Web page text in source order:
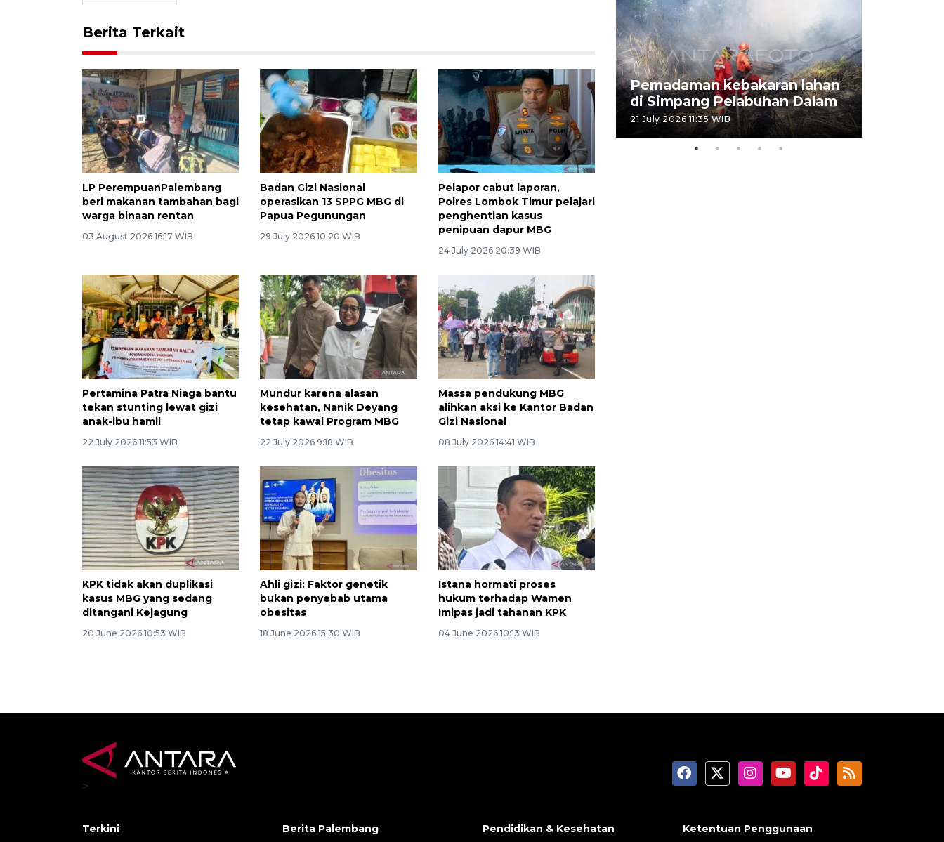
Berita Terkait
LP PerempuanPalembang
beri makanan tambahan bagi
warga binaan rentan
03 August 2026 16:17 WIB
Badan Gizi Nasional
operasikan 13 SPPG MBG di
Papua Pegunungan
29 July 2026 10:20 WIB
Pelapor cabut laporan,
Polres Lombok Timur pelajari
penghentian kasus
penipuan dapur MBG
24 July 2026 20:39 WIB
Pertamina Patra Niaga bantu
tekan stunting lewat gizi
anak-ibu hamil
22 July 2026 11:53 WIB
Mundur karena alasan
kesehatan, Nanik Deyang
tetap kawal Program MBG
22 July 2026 9:18 WIB
Massa pendukung MBG
alihkan aksi ke Kantor Badan
Gizi Nasional
08 July 2026 14:41 WIB
KPK tidak akan duplikasi
kasus MBG yang sedang
ditangani Kejagung
20 June 2026 10:53 WIB
Ahli gizi: Faktor genetik
bukan penyebab utama
obesitas
18 June 2026 15:30 WIB
Istana hormati proses
hukum terhadap Wamen
Imipas jadi tahanan KPK
04 June 2026 10:13 WIB
Alokasi anggaran untuk bibit
kopi arabika Gayo
15 June 2026 11:15 WIB
Pemadaman kebakaran lahan
di Simpang Pelabuhan Dalam
21 July 2026 11:35 WIB
>
Terkini Berita Palembang Pendidikan & Kesehatan Ketentuan Penggunaan